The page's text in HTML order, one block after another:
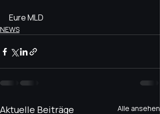
Eure MLD
NEWS
Aktuelle Beiträge Alle ansehen